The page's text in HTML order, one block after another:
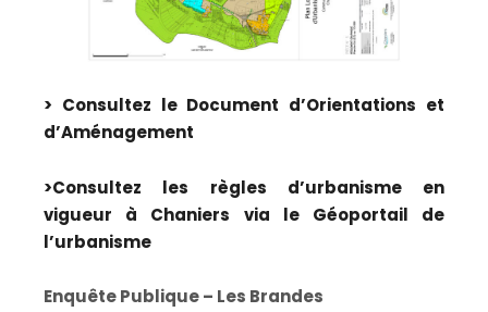
> Consultez le Document d’Orientations et
d’Aménagement
>Consultez les règles d’urbanisme en
vigueur à Chaniers via le Géoportail de
l’urbanisme
Enquête Publique – Les Brandes